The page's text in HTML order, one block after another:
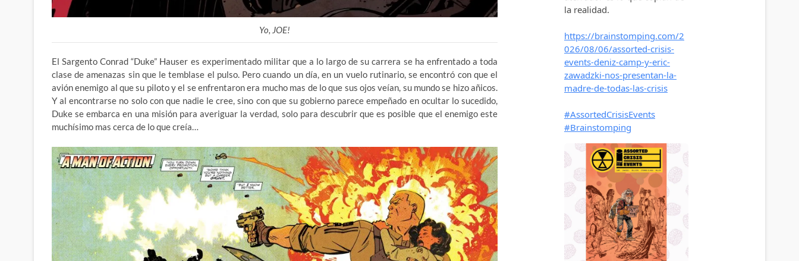
Yo, JOE!
El Sargento Conrad “Duke” Hauser es experimentado militar que a lo largo de su carrera se ha enfrentado a toda
clase de amenazas sin que le temblase el pulso. Pero cuando un día, en un vuelo rutinario, se encontró con que el
avión enemigo al que su piloto y el se enfrentaron era mucho mas de lo que sus ojos veían, su mundo se hizo añicos.
Y al encontrarse no solo con que nadie le cree, sino con que su gobierno parece empeñado en ocultar lo sucedido,
Duke se embarca en una misión para averiguar la verdad, solo para descubrir que es posible que el enemigo este
muchísimo mas cerca de lo que creía…